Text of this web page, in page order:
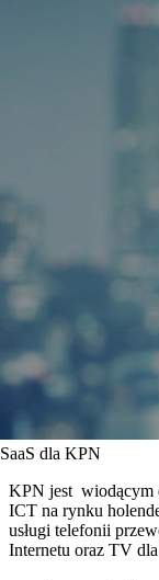
SaaS dla KPN
KPN jest wiodącym
ICT na rynku
usługi telefonii
Internetu oraz TV